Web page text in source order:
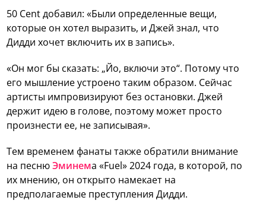
50 Cent добавил: «Были определенные вещи,
которые он хотел выразить, и Джей знал, что
Дидди хочет включить их в запись».
«Он мог бы сказать: „Йо, включи это“. Потому что
его мышление устроено таким образом. Сейчас
артисты импровизируют без остановки. Джей
держит идею в голове, поэтому может просто
произнести ее, не записывая».
Тем временем фанаты также обратили внимание
на песнюЭминема «Fuel» 2024 года, в которой, по
их мнению, он открыто намекает на
предполагаемые преступления Дидди.